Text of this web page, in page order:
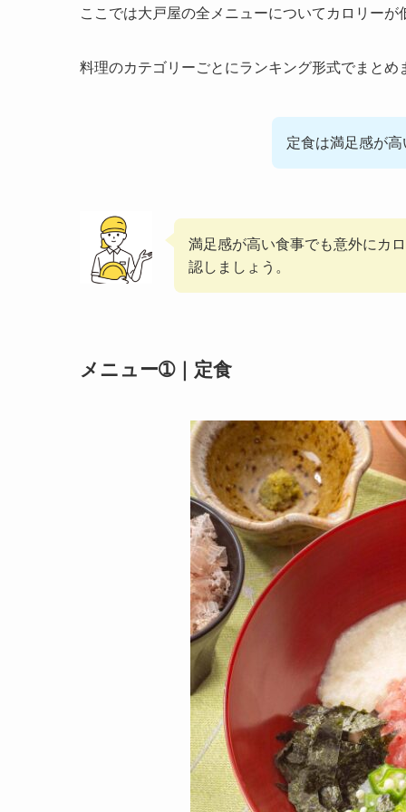
ここでは大戸屋の全メニューについてカロリー
料理のカテゴリーごとにランキング形式でまとめ
定食は満足感が
満足感が高い食事でも意外にカ
認しましょう。
メニュー➀｜定食